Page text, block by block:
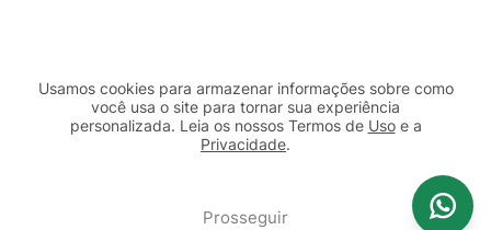
Usamos cookies para armazenar informações sobre como
você usa o site para tornar sua experiência
personalizada. Leia os nossos Termos de Usoe a
Privacidade.
Prosseguir